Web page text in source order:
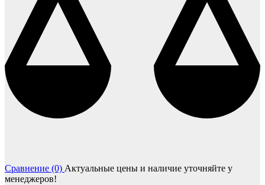
Сравнение (0) Актуальные цены и наличие уточняйте у
менеджеров!